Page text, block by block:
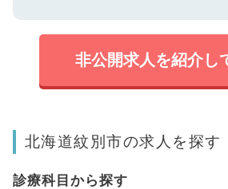
非公開求人を紹介し
北海道紋別市の求人を探す
診療科目から探す